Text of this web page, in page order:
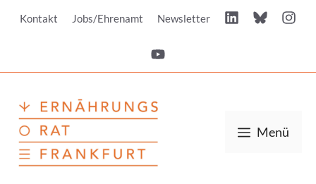
InhaltKontakt Jobs/Ehrenamt Newsletter
Menü